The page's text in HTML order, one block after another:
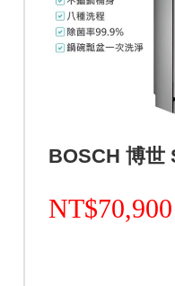
NT$70,900